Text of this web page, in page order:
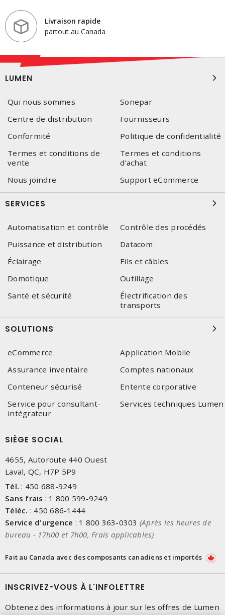
Livraison rapide
partout au Canada
LUMEN
Qui nous sommes
Sonepar
Centre de distribution
Fournisseurs
Conformité
Politique de confidentialité
Termes et conditions de
vente
Termes et conditions
d'achat
Nous joindre
Support eCommerce
SERVICES
Automatisation et contrôle
Contrôle des procédés
Puissance et distribution
Datacom
Éclairage
Fils et câbles
Domotique
Outillage
Santé et sécurité
Électrification des
transports
SOLUTIONS
eCommerce
Application Mobile
Assurance inventaire
Comptes nationaux
Conteneur sécurisé
Entente corporative
Service pour consultant-
intégrateur
Services techniques Lumen
SIÈGE SOCIAL
4655, Autoroute 440 Ouest
Laval, QC, H7P 5P9
Tél. : 450 688-9249
Sans frais : 1 800 599-9249
Téléc. : 450 686-1444
Service d'urgence : 1 800 363-0303 (Après les heures de
bureau - 17h00 et 7h00, Frais applicables)
Fait au Canada avec des composants canadiens et importés
INSCRIVEZ-VOUS À L'INFOLETTRE
Obtenez des informations à jour sur les offres de Lumen